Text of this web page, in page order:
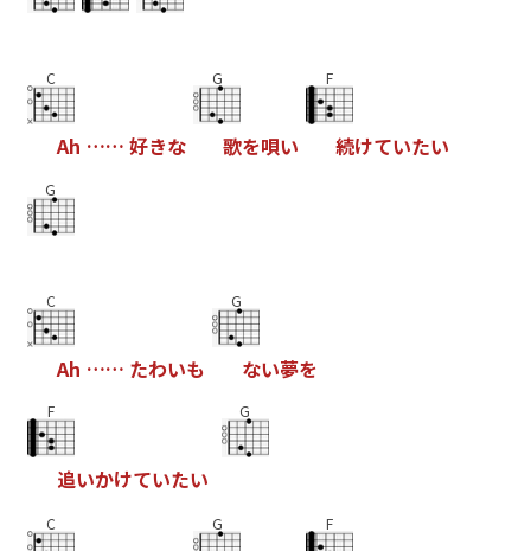
C
Ah …… 好きな
G
歌を唄い
F
続けていたい
G
C
Ah …… たわいも
G
ない夢を
F
追いかけていたい
G
C G F